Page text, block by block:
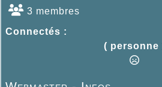
3 membres
Connectés :
( personne